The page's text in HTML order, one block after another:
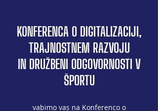
KONFERENCA O DIGITALIZACIJI,
TRAJNOSTNEM RAZVOJU
IN DRUŽBENI ODGOVORNOSTI V
ŠPORTU
vabimo vas na Konferenco o